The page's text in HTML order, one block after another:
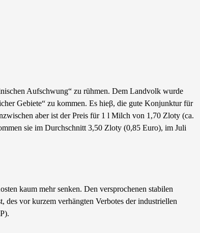
Aufschwung“ zu rühmen. Dem Landvolk wurde
Gebiete“ zu kommen. Es hieβ, die gute Konjunktur für
aber ist der Preis für 1 l Milch von 1,70 Zloty (ca.
sie im Durchschnitt 3,50 Zloty (0,85 Euro), im Juli
kaum mehr senken. Den versprochenen stabilen
vor kurzem verhängten Verbotes der industriellen